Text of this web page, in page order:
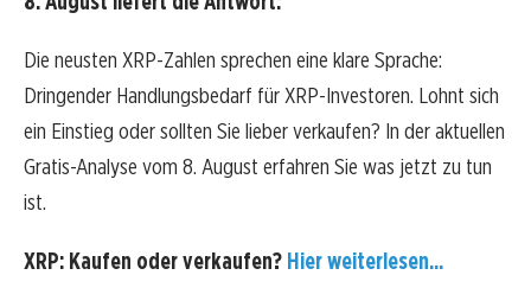
Die neusten XRP-Zahlen sprechen eine klare Sprache:
Dringender Handlungsbedarf für XRP-Investoren. Lohnt sich
ein Einstieg oder sollten Sie lieber verkaufen? In der aktuellen
Gratis-Analyse vom 8. August erfahren Sie was jetzt zu tun
ist.
XRP: Kaufen oder verkaufen? Hier weiterlesen...